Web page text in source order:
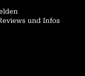
und Infos